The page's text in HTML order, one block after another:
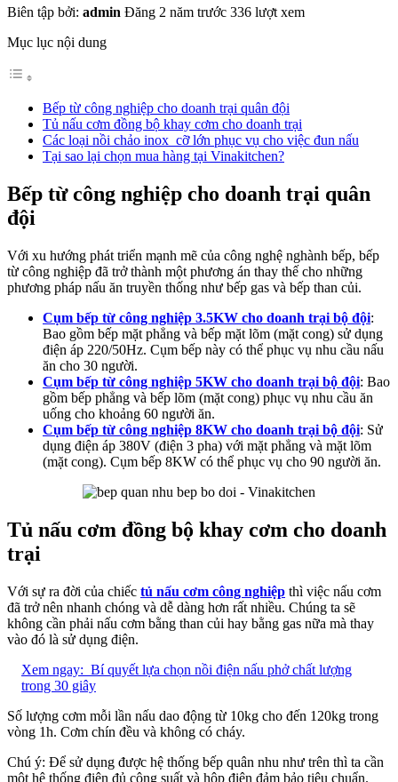
Biên tập bởi: admin Đăng 2 năm trước 336 lượt xem
Mục lục nội dung
Bếp từ công nghiệp cho doanh trại quân đội
Tủ nấu cơm đồng bộ khay cơm cho doanh trại
Các loại nồi chảo inox cỡ lớn phục vụ cho việc đun nấu
Tại sao lại chọn mua hàng tại Vinakitchen?
Bếp từ công nghiệp cho doanh trại quân
đội
Với xu hướng phát triển mạnh mẽ của công nghệ nghành bếp, bếp
từ công nghiệp đã trở thành một phương án thay thế cho những
phương pháp nấu ăn truyền thống như bếp gas và bếp than củi.
Cụm bếp từ công nghiệp 3.5KW cho doanh trại bộ đội:
Bao gồm bếp mặt phẳng và bếp mặt lõm (mặt cong) sử dụng
điện áp 220/50Hz. Cụm bếp này có thể phục vụ nhu cầu nấu
ăn cho 30 người.
Cụm bếp từ công nghiệp 5KW cho doanh trại bộ đội: Bao
gồm bếp phẳng và bếp lõm (mặt cong) phục vụ nhu cầu ăn
uống cho khoảng 60 người ăn.
Cụm bếp từ công nghiệp 8KW cho doanh trại bộ đội: Sử
dụng điện áp 380V (điện 3 pha) với mặt phẳng và mặt lõm
(mặt cong). Cụm bếp 8KW có thể phục vụ cho 90 người ăn.
Tủ nấu cơm đồng bộ khay cơm cho doanh
trại
Với sự ra đời của chiếc tủ nấu cơm công nghiệp thì việc nấu cơm
đã trở nên nhanh chóng và dễ dàng hơn rất nhiều. Chúng ta sẽ
không cần phải nấu cơm bằng than củi hay bằng gas nữa mà thay
vào đó là sử dụng điện.
Xem ngay: Bí quyết lựa chọn nồi điện nấu phở chất lượng
trong 30 giây
Số lượng cơm mỗi lần nấu dao động từ 10kg cho đến 120kg trong
vòng 1h. Cơm chín đều và không có cháy.
Chú ý: Để sử dụng được hệ thống bếp quân nhu như trên thì ta cần
một hệ thống điện đủ công suất và hộp điện đảm bảo tiêu chuẩn.